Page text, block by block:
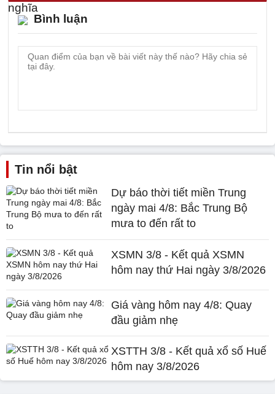
Bình luận
Tin nổi bật
Dự báo thời tiết miền Trung
ngày mai 4/8: Bắc Trung Bộ
mưa to đến rất to
XSMN 3/8 - Kết quả XSMN
hôm nay thứ Hai ngày 3/8/2026
Giá vàng hôm nay 4/8: Quay
đầu giảm nhẹ
XSTTH 3/8 - Kết quả xổ số Huế
hôm nay 3/8/2026